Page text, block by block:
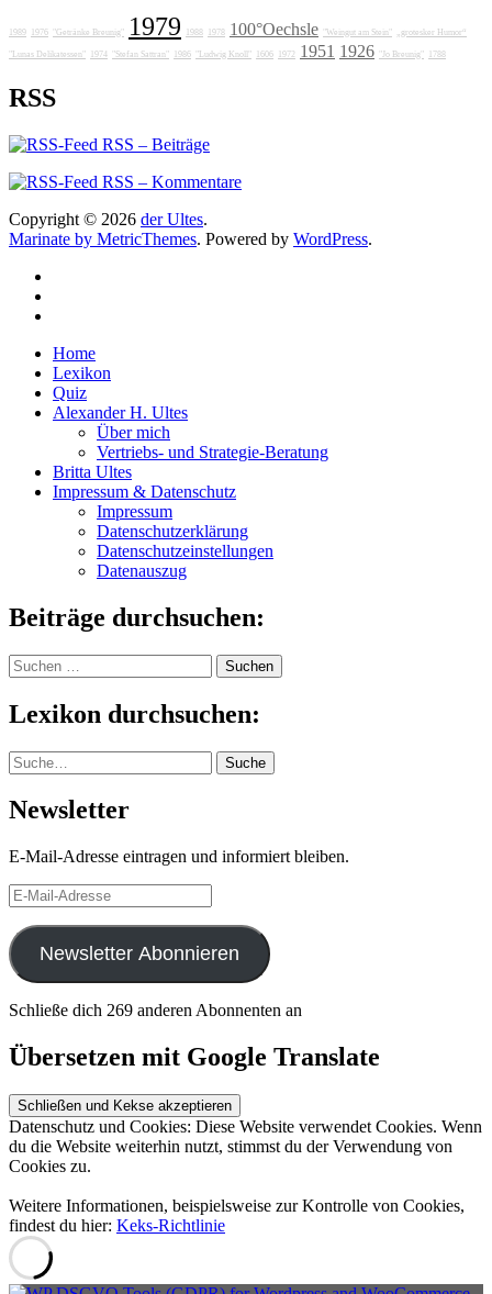
1989 1976 "Getränke Breunig" 1979 1988 1978 100°Oechsle "Weingut am Stein" „grotesker Humor“
"Lunas Delikatessen" 1974 "Stefan Sattran" 1986 "Ludwig Knoll" 1606 1972 1951 1926 "Jo Breunig" 1788
RSS
RSS – Beiträge
RSS – Kommentare
Copyright © 2026 der Ultes.
Marinate by MetricThemes. Powered by WordPress.
Home
Lexikon
Quiz
Alexander H. Ultes
Über mich
Vertriebs- und Strategie-Beratung
Britta Ultes
Impressum & Datenschutz
Impressum
Datenschutzerklärung
Datenschutzeinstellungen
Datenauszug
Beiträge durchsuchen:
Suchen
nach:
Lexikon durchsuchen:
Suche Suche
Newsletter
E-Mail-Adresse eintragen und informiert bleiben.
E-
Mail-
Adresse
Newsletter Abonnieren
Schließe dich 269 anderen Abonnenten an
Übersetzen mit Google Translate
Datenschutz und Cookies: Diese Website verwendet Cookies. Wenn
du die Website weiterhin nutzt, stimmst du der Verwendung von
Cookies zu.
Weitere Informationen, beispielsweise zur Kontrolle von Cookies,
findest du hier: Keks-Richtlinie